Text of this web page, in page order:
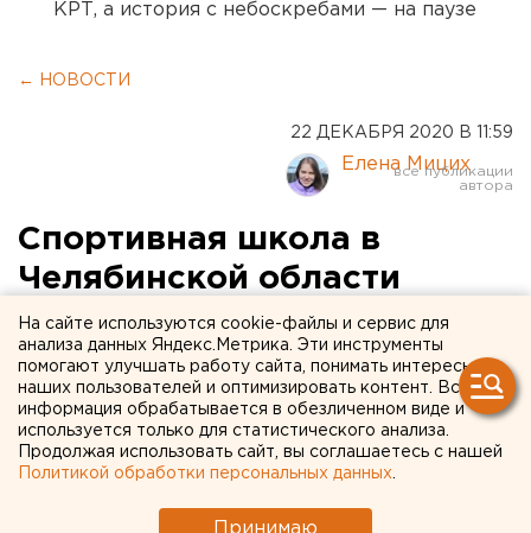
КРТ, а история с небоскребами — на паузе
← НОВОСТИ
22 ДЕКАБРЯ 2020 В 11:59
Елена Мицих
Спортивная школа в
Челябинской области
захватила участок на
берегу озера Синара
На сайте используются cookie-файлы и сервис для
анализа данных Яндекс.Метрика. Эти инструменты
помогают улучшать работу сайта, понимать интересы
наших пользователей и оптимизировать контент. Вся
информация обрабатывается в обезличенном виде и
используется только для статистического анализа.
Продолжая использовать сайт, вы соглашаетесь с нашей
Политикой обработки персональных данных
Принимаю